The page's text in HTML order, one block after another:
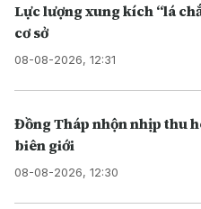
Lực lượng xung kích “lá
cơ sở
08-08-2026, 12:31
Đồng Tháp nhộn nhịp thu
biên giới
08-08-2026, 12:30